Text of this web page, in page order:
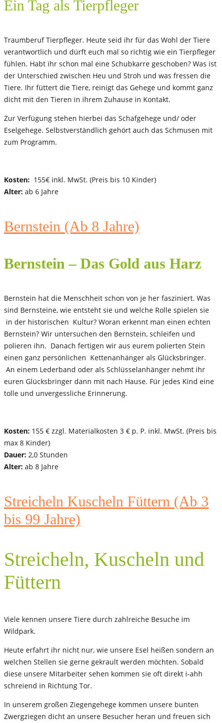
Ein Tag als Tierpfleger
Traumberuf Tierpfleger. Heute seid ihr für das Wohl der Tiere
verantwortlich und dürft euch mal so richtig wie ein Tierpfleger
fühlen. Habt ihr schon mal eine Schubkarre geschoben? Was ist
der Unterschied zwischen Heu und Stroh und was fressen die
Tiere. Ihr füttert die Tiere, reinigt das Gehege und kommt ganz
dicht mit den Tieren in ihrem Zuhause in Kontakt.
Zur Verfügung stehen hierbei das Schafgehege und/ oder
Eselgehege. Selbstverständlich gehört auch das Schmusen mit
zum Programm.
Kosten: 155€ inkl. MwSt. (Preis bis 10 Kinder)
Alter: ab 6 Jahre
Bernstein (Ab 8 Jahre)
Bernstein – Das Gold aus Harz
Bernstein hat die Menschheit schon von je her fasziniert. Was
sind Bernsteine, wie entsteht sie und welche Rolle spielen sie
in der historischen Kultur? Woran erkennt man einen echten
Bernstein? Wir untersuchen den Bernstein, schleifen und
polieren ihn. Danach fertigen wir aus eurem polierten Stein
einen ganz persönlichen Kettenanhänger als Glücksbringer.
An einem Lederband oder als Schlüsselanhänger nehmt ihr
euren Glücksbringer dann mit nach Hause. Für jedes Kind eine
tolle und unvergessliche Erinnerung.
Kosten: 155 € zzgl. Materialkosten 3 € p. P. inkl. MwSt. (Preis bis
max 8 Kinder)
Dauer: 2,0 Stunden
Alter: ab 8 Jahre
Streicheln Kuscheln Füttern (Ab 3
bis 99 Jahre)
Streicheln, Kuscheln und
Füttern
Viele kennen unsere Tiere durch zahlreiche Besuche im
Wildpark.
Heute erfahrt ihr nicht nur, wie unsere Esel heißen sondern an
welchen Stellen sie gerne gekrault werden möchten. Sobald
diese unsere Mitarbeiter sehen kommen sie oft direkt i-ahh
schreiend in Richtung Tor.
In unserem großen Ziegengehege kommen unsere bunten
Zwergziegen dicht an unsere Besucher heran und freuen sich